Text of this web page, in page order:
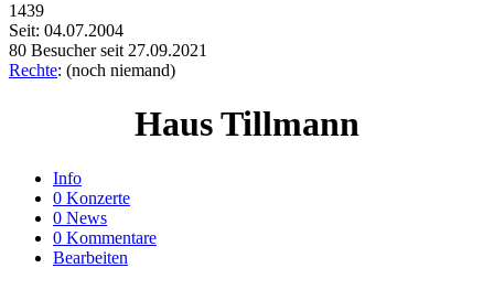
1439
Seit: 04.07.2004
80 Besucher seit 27.09.2021
Rechte: (noch niemand)
Haus Tillmann
Info
0 Konzerte
0 News
0 Kommentare
Bearbeiten